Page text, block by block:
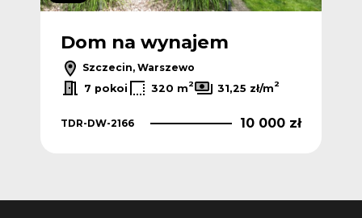
Dom na wynajem
Szczecin, Warszewo
7 pokoi
320 m2 31,25 zł/m2
TDR-DW-2166 10 000 zł